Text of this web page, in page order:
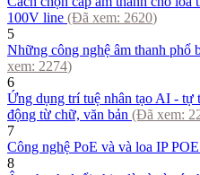
100V line (Đã xem: 2620)
5
Những công nghệ âm thanh phổ
xem: 2274)
6
Ứng dụng trí tuệ nhân tạo AI - tự
động từ chữ, văn bản (Đã xem:
7
Công nghệ PoE và và loa IP
8